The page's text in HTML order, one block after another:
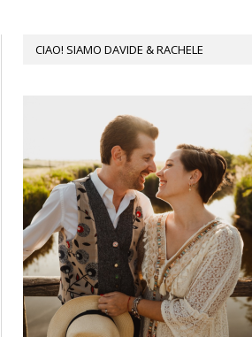
CIAO! SIAMO DAVIDE & RACHELE